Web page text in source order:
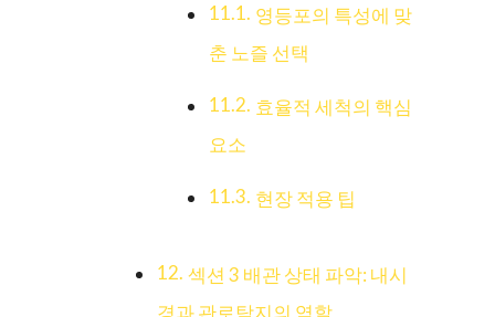
영등포의 특성에 맞
춘 노즐 선택
효율적 세척의 핵심
요소
현장 적용 팁
섹션 3 배관 상태 파악: 내시
경과 관로탐지의 역할